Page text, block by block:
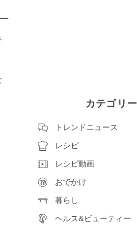
カテゴリー
トレンドニュース
レシピ
レシピ動画
おでかけ
暮らし
ヘルス&ビューティー